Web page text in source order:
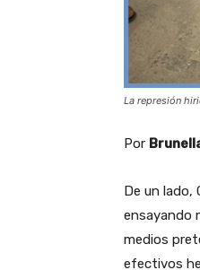
La represión
Por
De un lado,
ensayando
medios
efectivos